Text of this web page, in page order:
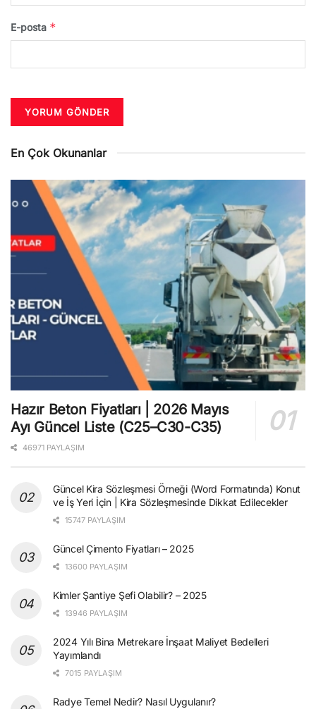
E-posta *
En Çok Okunanlar
Hazır Beton Fiyatları | 2026 Mayıs
Ayı Güncel Liste (C25–C30-C35)
46971 PAYLAŞIM
Güncel Kira Sözleşmesi Örneği (Word Formatında) Konut
ve İş Yeri İçin | Kira Sözleşmesinde Dikkat Edilecekler
15747 PAYLAŞIM
Güncel Çimento Fiyatları – 2025
13600 PAYLAŞIM
Kimler Şantiye Şefi Olabilir? – 2025
13946 PAYLAŞIM
2024 Yılı Bina Metrekare İnşaat Maliyet Bedelleri
Yayımlandı
7015 PAYLAŞIM
Radye Temel Nedir? Nasıl Uygulanır?